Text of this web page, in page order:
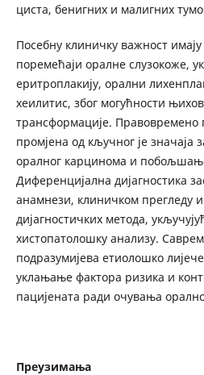
циста, бенигних и малигних
Посебну клиничку важност
поремећаји оралне слузокоже,
еритроплакију, орални
хеилитис, због могућности
трансформације. Правовремено
промјена од кључног је значаја
оралног карцинома и
Диференцијална дијагностика
анамнези, клиничком прегледу
дијагностичких метода,
хистопатолошку анализу.
подразумијева етиолошко
уклањање фактора ризика и
пацијената ради очувања
Преузимања